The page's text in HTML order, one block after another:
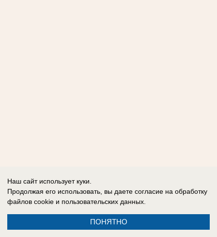
Наш сайт использует куки.
Продолжая его использовать, вы даете согласие на обработку
файлов cookie и пользовательских данных.
ПОНЯТНО